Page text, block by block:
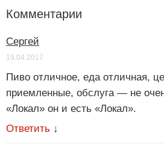
Комментарии
Сергей
19.04.2017
Пиво отличное, еда отличная,
приемленные, обслуга — не
«Локал» он и есть «Локал».
Ответить ↓